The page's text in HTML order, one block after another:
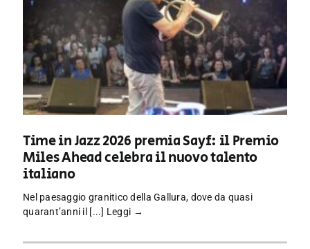
Time in Jazz 2026 premia Sayf: il Premio
Miles Ahead celebra il nuovo talento
italiano
Nel paesaggio granitico della Gallura, dove da quasi
quarant’anni il [...] Leggi →